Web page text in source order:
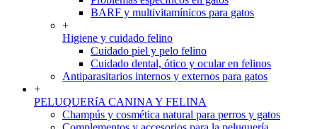
BARF y multivitamínicos para gatos
+
Higiene y cuidado felino
Cuidado piel y pelo felino
Cuidado dental, ótico y ocular en felinos
Antiparasitarios internos y externos para gatos
+
PELUQUERíA CANINA Y FELINA
Champús y cosmética natural para perros y gatos